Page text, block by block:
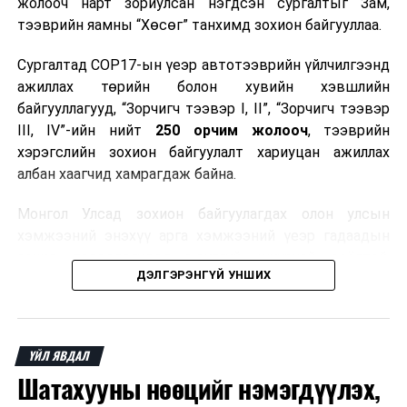
ӨМНӨХ МЭДЭЭ
Хувийн сургуулиудыг төлбөрийн мэдээллээ ил тод
болгох, албан бус шинжтэй нэмэлт төлбөр, хандив
шаардахыг хориглолоо
жолооч нарт зориулсан нэгдсэн сургалтыг Зам,
тээврийн яамны “Хөсөг” танхимд зохион байгууллаа.
Сургалтад COP17-ын үеэр автотээврийн үйлчилгээнд
ажиллах төрийн болон хувийн хэвшлийн
байгууллагууд, “Зорчигч тээвэр I, II”, “Зорчигч тээвэр
III, IV”-ийн нийт 250 орчим жолооч, тээврийн
хэрэгслийн зохион байгуулалт хариуцан ажиллах
албан хаагчид хамрагдаж байна.
Монгол Улсад зохион байгуулагдах олон улсын
зочид, төлөөлөгчдөд аюулгүй, шуурхай, соёлтой,
мэргэжлийн түвшинд тээврийн үйлчилгээ үзүүлэх
зохион байгуулалтын онцлог, зочид, төлөөлөгчдийн
ангилал, үйлчилгээний стандарт, жолооч нарын үүрэг
ДЭЛГЭРЭНГҮЙ УНШИХ
ҮЙЛ ЯВДАЛ
Шатахууны нөөцийг нэмэгдүүлэх,